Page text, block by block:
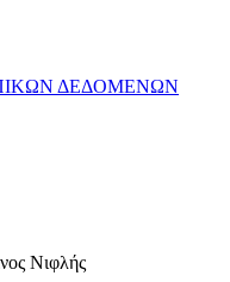
ΔΕΔΟΜΕΝΩΝ
Νιφλής